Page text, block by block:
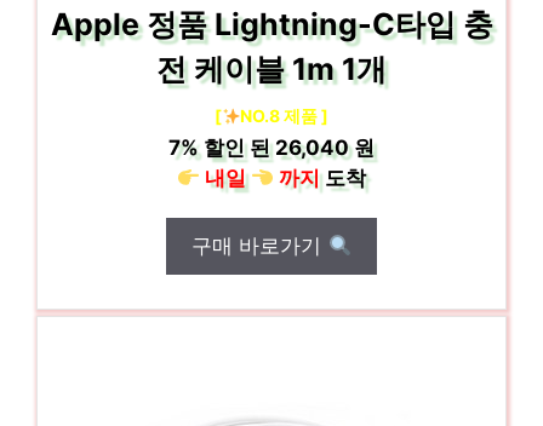
Apple 정품 Lightning-C타입 충
전 케이블 1m 1개
[ NO.8 제품 ]
7%할인 된26,040 원
내일
까지도착
구매 바로가기